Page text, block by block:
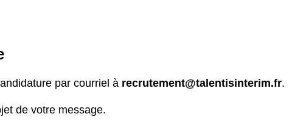
par courriel à recrutement@talentisinterim.fr.
de votre message.